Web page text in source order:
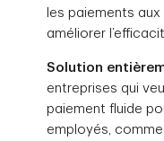
les paiements
améliorer
Solution
entreprises qui
paiement fluide
employés,